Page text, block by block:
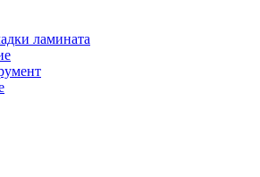
ламината